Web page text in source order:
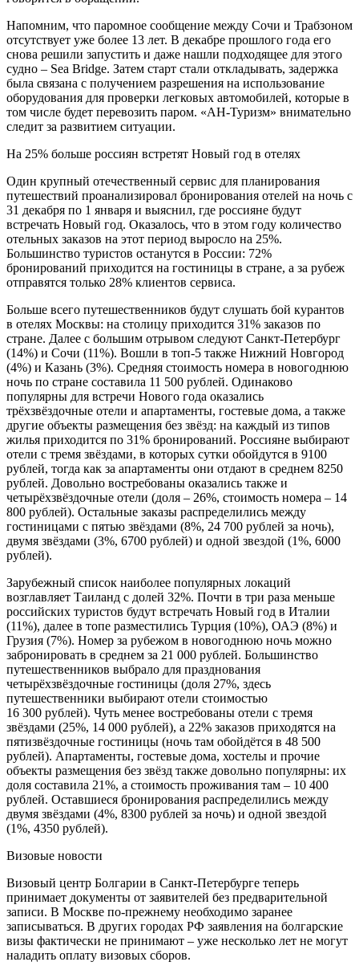
Напомним, что паромное сообщение между Сочи и Трабзоном
отсутствует уже более 13 лет. В декабре прошлого года его
снова решили запустить и даже нашли подходящее для этого
судно – Sea Bridge. Затем старт стали откладывать, задержка
была связана с получением разрешения на использование
оборудования для проверки легковых автомобилей, которые в
том числе будет перевозить паром. «АН-Туризм» внимательно
следит за развитием ситуации.
На 25% больше россиян встретят Новый год в отелях
Один крупный отечественный сервис для планирования
путешествий проанализировал бронирования отелей на ночь с
31 декабря по 1 января и выяснил, где россияне будут
встречать Новый год. Оказалось, что в этом году количество
отельных заказов на этот период выросло на 25%.
Большинство туристов останутся в России: 72%
бронирований приходится на гостиницы в стране, а за рубеж
отправятся только 28% клиентов сервиса.
Больше всего путешественников будут слушать бой курантов
в отелях Москвы: на столицу приходится 31% заказов по
стране. Далее с большим отрывом следуют Санкт-Петербург
(14%) и Сочи (11%). Вошли в топ-5 также Нижний Новгород
(4%) и Казань (3%). Средняя стоимость номера в новогоднюю
ночь по стране составила 11 500 рублей. Одинаково
популярны для встречи Нового года оказались
трёхзвёздочные отели и апартаменты, гостевые дома, а также
другие объекты размещения без звёзд: на каждый из типов
жилья приходится по 31% бронирований. Россияне выбирают
отели с тремя звёздами, в которых сутки обойдутся в 9100
рублей, тогда как за апартаменты они отдают в среднем 8250
рублей. Довольно востребованы оказались также и
четырёхзвёздочные отели (доля – 26%, стоимость номера – 14
800 рублей). Остальные заказы распределились между
гостиницами с пятью звёздами (8%, 24 700 рублей за ночь),
двумя звёздами (3%, 6700 рублей) и одной звездой (1%, 6000
рублей).
Зарубежный список наиболее популярных локаций
возглавляет Таиланд с долей 32%. Почти в три раза меньше
российских туристов будут встречать Новый год в Италии
(11%), далее в топе разместились Турция (10%), ОАЭ (8%) и
Грузия (7%). Номер за рубежом в новогоднюю ночь можно
забронировать в среднем за 21 000 рублей. Большинство
путешественников выбрало для празднования
четырёхзвёздочные гостиницы (доля 27%, здесь
путешественники выбирают отели стоимостью
16 300 рублей). Чуть менее востребованы отели с тремя
звёздами (25%, 14 000 рублей), а 22% заказов приходятся на
пятизвёздочные гостиницы (ночь там обойдётся в 48 500
рублей). Апартаменты, гостевые дома, хостелы и прочие
объекты размещения без звёзд также довольно популярны: их
доля составила 21%, а стоимость проживания там – 10 400
рублей. Оставшиеся бронирования распределились между
двумя звёздами (4%, 8300 рублей за ночь) и одной звездой
(1%, 4350 рублей).
Визовые новости
Визовый центр Болгарии в Санкт-Петербурге теперь
принимает документы от заявителей без предварительной
записи. В Москве по-прежнему необходимо заранее
записываться. В других городах РФ заявления на болгарские
визы фактически не принимают – уже несколько лет не могут
наладить оплату визовых сборов.